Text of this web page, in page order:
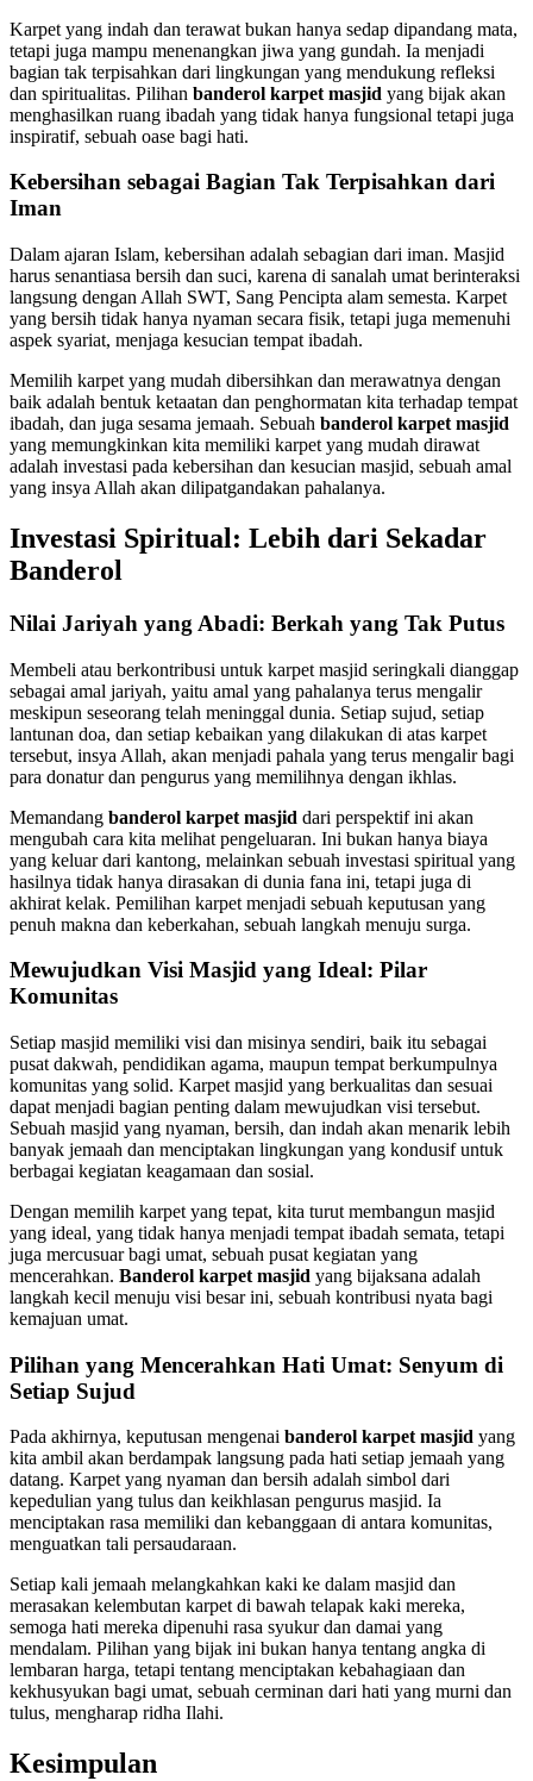
Karpet yang indah dan terawat bukan hanya sedap dipandang mata,
tetapi juga mampu menenangkan jiwa yang gundah. Ia menjadi
bagian tak terpisahkan dari lingkungan yang mendukung refleksi
dan spiritualitas. Pilihan banderol karpet masjid yang bijak akan
menghasilkan ruang ibadah yang tidak hanya fungsional tetapi juga
inspiratif, sebuah oase bagi hati.
Kebersihan sebagai Bagian Tak Terpisahkan dari
Iman
Dalam ajaran Islam, kebersihan adalah sebagian dari iman. Masjid
harus senantiasa bersih dan suci, karena di sanalah umat berinteraksi
langsung dengan Allah SWT, Sang Pencipta alam semesta. Karpet
yang bersih tidak hanya nyaman secara fisik, tetapi juga memenuhi
aspek syariat, menjaga kesucian tempat ibadah.
Memilih karpet yang mudah dibersihkan dan merawatnya dengan
baik adalah bentuk ketaatan dan penghormatan kita terhadap tempat
ibadah, dan juga sesama jemaah. Sebuah banderol karpet masjid
yang memungkinkan kita memiliki karpet yang mudah dirawat
adalah investasi pada kebersihan dan kesucian masjid, sebuah amal
yang insya Allah akan dilipatgandakan pahalanya.
Investasi Spiritual: Lebih dari Sekadar
Banderol
Nilai Jariyah yang Abadi: Berkah yang Tak Putus
Membeli atau berkontribusi untuk karpet masjid seringkali dianggap
sebagai amal jariyah, yaitu amal yang pahalanya terus mengalir
meskipun seseorang telah meninggal dunia. Setiap sujud, setiap
lantunan doa, dan setiap kebaikan yang dilakukan di atas karpet
tersebut, insya Allah, akan menjadi pahala yang terus mengalir bagi
para donatur dan pengurus yang memilihnya dengan ikhlas.
Memandang banderol karpet masjid dari perspektif ini akan
mengubah cara kita melihat pengeluaran. Ini bukan hanya biaya
yang keluar dari kantong, melainkan sebuah investasi spiritual yang
hasilnya tidak hanya dirasakan di dunia fana ini, tetapi juga di
akhirat kelak. Pemilihan karpet menjadi sebuah keputusan yang
penuh makna dan keberkahan, sebuah langkah menuju surga.
Mewujudkan Visi Masjid yang Ideal: Pilar
Komunitas
Setiap masjid memiliki visi dan misinya sendiri, baik itu sebagai
pusat dakwah, pendidikan agama, maupun tempat berkumpulnya
komunitas yang solid. Karpet masjid yang berkualitas dan sesuai
dapat menjadi bagian penting dalam mewujudkan visi tersebut.
Sebuah masjid yang nyaman, bersih, dan indah akan menarik lebih
banyak jemaah dan menciptakan lingkungan yang kondusif untuk
berbagai kegiatan keagamaan dan sosial.
Dengan memilih karpet yang tepat, kita turut membangun masjid
yang ideal, yang tidak hanya menjadi tempat ibadah semata, tetapi
juga mercusuar bagi umat, sebuah pusat kegiatan yang
mencerahkan. Banderol karpet masjid yang bijaksana adalah
langkah kecil menuju visi besar ini, sebuah kontribusi nyata bagi
kemajuan umat.
Pilihan yang Mencerahkan Hati Umat: Senyum di
Setiap Sujud
Pada akhirnya, keputusan mengenai banderol karpet masjid yang
kita ambil akan berdampak langsung pada hati setiap jemaah yang
datang. Karpet yang nyaman dan bersih adalah simbol dari
kepedulian yang tulus dan keikhlasan pengurus masjid. Ia
menciptakan rasa memiliki dan kebanggaan di antara komunitas,
menguatkan tali persaudaraan.
Setiap kali jemaah melangkahkan kaki ke dalam masjid dan
merasakan kelembutan karpet di bawah telapak kaki mereka,
semoga hati mereka dipenuhi rasa syukur dan damai yang
mendalam. Pilihan yang bijak ini bukan hanya tentang angka di
lembaran harga, tetapi tentang menciptakan kebahagiaan dan
kekhusyukan bagi umat, sebuah cerminan dari hati yang murni dan
tulus, mengharap ridha Ilahi.
Kesimpulan